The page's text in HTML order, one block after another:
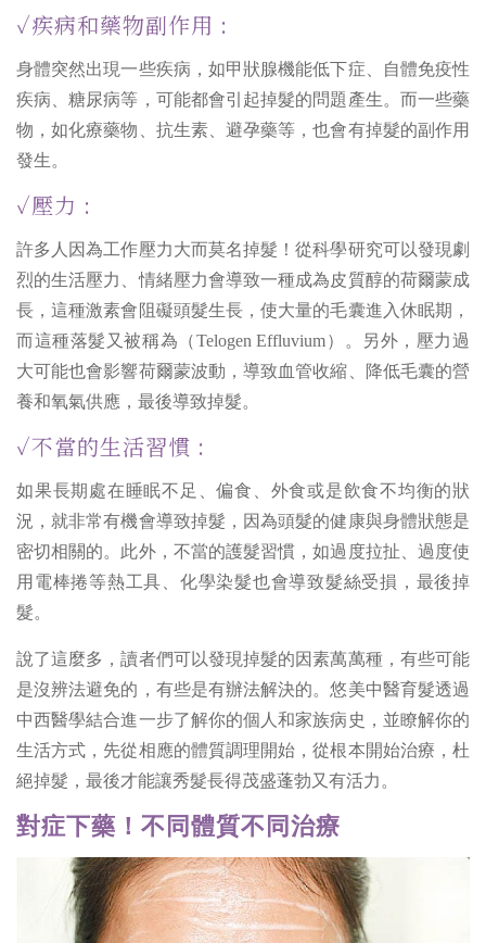
✓疾病和藥物副作用 :
身體突然出現一些疾病，如甲狀腺機能低下症、自體免疫性
疾病、糖尿病等，可能都會引起掉髮的問題產生。而一些藥
物，如化療藥物、抗生素、避孕藥等，也會有掉髮的副作用
發生。
✓壓力 :
許多人因為工作壓力大而莫名掉髮！從科學研究可以發現劇
烈的生活壓力、情緒壓力會導致一種成為皮質醇的荷爾蒙成
長，這種激素會阻礙頭髮生長，使大量的毛囊進入休眠期，
而這種落髮又被稱為（Telogen Effluvium）。另外，壓力過
大可能也會影響荷爾蒙波動，導致血管收縮、降低毛囊的營
養和氧氣供應，最後導致掉髮。
✓不當的生活習慣 :
如果長期處在睡眠不足、偏食、外食或是飲食不均衡的狀
況，就非常有機會導致掉髮，因為頭髮的健康與身體狀態是
密切相關的。此外，不當的護髮習慣，如過度拉扯、過度使
用電棒捲等熱工具、化學染髮也會導致髮絲受損，最後掉
髮。
說了這麼多，讀者們可以發現掉髮的因素萬萬種，有些可能
是沒辨法避免的，有些是有辦法解決的。悠美中醫育髮透過
中西醫學結合進一步了解你的個人和家族病史，並瞭解你的
生活方式，先從相應的體質調理開始，從根本開始治療，杜
絕掉髮，最後才能讓秀髮長得茂盛蓬勃又有活力。
對症下藥！不同體質不同治療